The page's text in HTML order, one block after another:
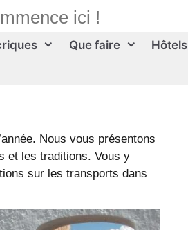
ici !
Que faire Hôtels
Nous vous présentons
et les traditions. Vous y
sur les transports dans